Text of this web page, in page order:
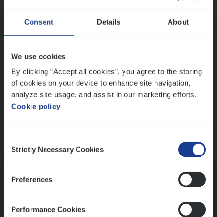
Consent Details About
We use cookies
By clicking “Accept all cookies”, you agree to the storing
of cookies on your device to enhance site navigation,
analyze site usage, and assist in our marketing efforts.
Cookie policy
Selection
Strictly Necessary Cookies
Preferences
Performance Cookies
Ons sollicitatieproces